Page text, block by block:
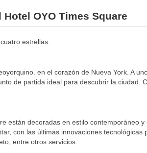
OYO Times Square
estrellas.
en el corazón de Nueva York. A
de partida ideal para descubrir la
están decoradas en estilo contemporáneo
con las últimas innovaciones
entre otros servicios.